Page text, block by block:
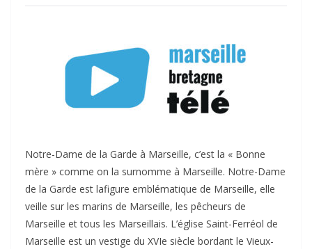
Notre-Dame de la Garde à Marseille, c’est la « Bonne
mère » comme on la surnomme à Marseille. Notre-Dame
de la Garde est lafigure emblématique de Marseille, elle
veille sur les marins de Marseille, les pêcheurs de
Marseille et tous les Marseillais. L’église Saint-Ferréol de
Marseille est un vestige du XVIe siècle bordant le Vieux-